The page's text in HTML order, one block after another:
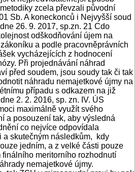
zcela převzali původní
Sb. A koneckonců i Nejvyšší soud
26. 9. 2017, sp.zn. 21 Cdo
odškodňování újem na
a podle pracovněprávních
vycházejících z hodnocení
Při projednávání náhrad
před soudem, jsou soudy tak či tak
náhradu nemajetkové újmy na
případu s odkazem na již
2. 2. 2016, sp. zn. IV. ÚS
maximálně využít svého
a posouzení tak, aby výsledná
co nejvíce odpovídala
a skutečným následkům, kdy
jedním, a z velké části pouze
meritorního rozhodnutí
nemajetkové újmy.